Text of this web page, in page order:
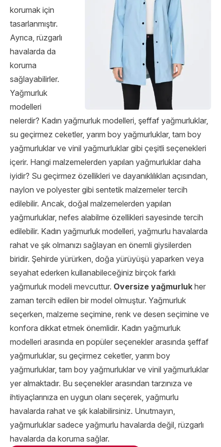
korumak için
tasarlanmıştır.
Ayrıca, rüzgarlı
havalarda da
koruma
sağlayabilirler.
Yağmurluk
modelleri
nelerdir? Kadın yağmurluk modelleri, şeffaf yağmurluklar,
su geçirmez ceketler, yarım boy yağmurluklar, tam boy
yağmurluklar ve vinil yağmurluklar gibi çeşitli seçenekleri
içerir. Hangi malzemelerden yapılan yağmurluklar daha
iyidir? Su geçirmez özellikleri ve dayanıklılıkları açısından,
naylon ve polyester gibi sentetik malzemeler tercih
edilebilir. Ancak, doğal malzemelerden yapılan
yağmurluklar, nefes alabilme özellikleri sayesinde tercih
edilebilir. Kadın yağmurluk modelleri, yağmurlu havalarda
rahat ve şık olmanızı sağlayan en önemli giysilerden
biridir. Şehirde yürürken, doğa yürüyüşü yaparken veya
seyahat ederken kullanabileceğiniz birçok farklı
yağmurluk modeli mevcuttur. Oversize yağmurluk her
zaman tercih edilen bir model olmuştur. Yağmurluk
seçerken, malzeme seçimine, renk ve desen seçimine ve
konfora dikkat etmek önemlidir. Kadın yağmurluk
modelleri arasında en popüler seçenekler arasında şeffaf
yağmurluklar, su geçirmez ceketler, yarım boy
yağmurluklar, tam boy yağmurluklar ve vinil yağmurluklar
yer almaktadır. Bu seçenekler arasından tarzınıza ve
ihtiyaçlarınıza en uygun olanı seçerek, yağmurlu
havalarda rahat ve şık kalabilirsiniz. Unutmayın,
yağmurluklar sadece yağmurlu havalarda değil, rüzgarlı
havalarda da koruma sağlar.